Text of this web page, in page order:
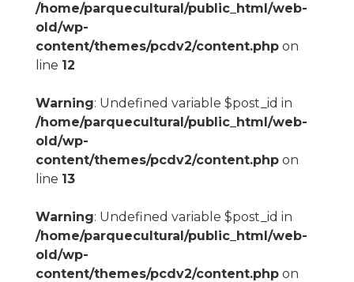
/home/parquecultural/public_html/web-
old/wp-
content/themes/pcdv2/content.phpon
line 12
Warning: Undefined variable $post_id in
/home/parquecultural/public_html/web-
old/wp-
content/themes/pcdv2/content.phpon
line 13
Warning: Undefined variable $post_id in
/home/parquecultural/public_html/web-
old/wp-
content/themes/pcdv2/content.phpon